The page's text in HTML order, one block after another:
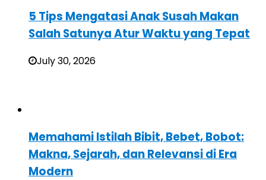
5 Tips Mengatasi Anak Susah Makan
Salah Satunya Atur Waktu yang Tepat
July 30, 2026
Memahami Istilah Bibit, Bebet, Bobot:
Makna, Sejarah, dan Relevansi di Era
Modern